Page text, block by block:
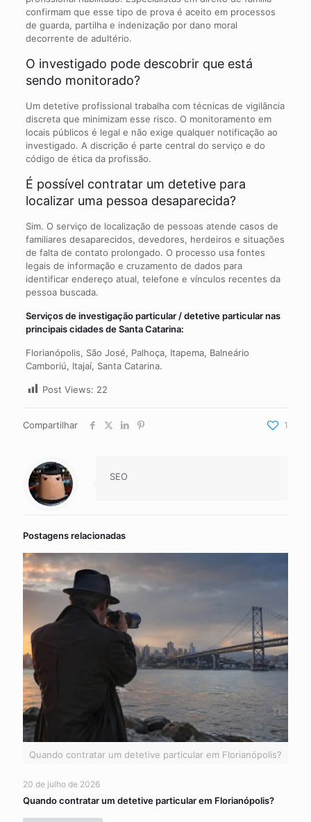
confirmam que esse tipo de prova é aceito em processos
de guarda, partilha e indenização por dano moral
decorrente de adultério.
O investigado pode descobrir que está
sendo monitorado?
Um detetive profissional trabalha com técnicas de vigilância
discreta que minimizam esse risco. O monitoramento em
locais públicos é legal e não exige qualquer notificação ao
investigado. A discrição é parte central do serviço e do
código de ética da profissão.
É possível contratar um detetive para
localizar uma pessoa desaparecida?
Sim. O serviço de localização de pessoas atende casos de
familiares desaparecidos, devedores, herdeiros e situações
de falta de contato prolongado. O processo usa fontes
legais de informação e cruzamento de dados para
identificar endereço atual, telefone e vínculos recentes da
pessoa buscada.
Serviços deinvestigação particular / detetive particularnas
principais cidades de Santa Catarina:
Florianópolis, São José, Palhoça, Itapema, Balneário
Camboriú, Itajaí, Santa Catarina.
Post Views: 22
Compartilhar 1
SEO
Postagens relacionadas
Quando contratar um detetive particular em Florianópolis?
20 de julho de 2026
Quando contratar um detetive particular em Florianópolis?